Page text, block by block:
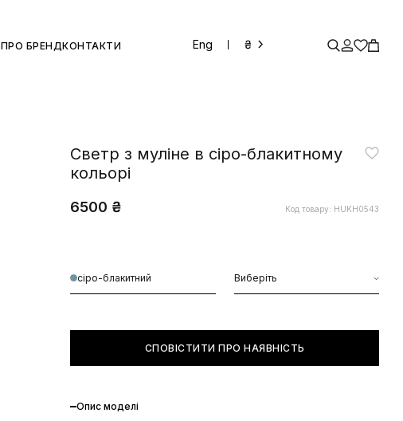
ПРО БРЕНДКОНТАКТИ Eng ₴
Светр з муліне в сіро-блакитному
кольорі
6500 ₴ Код товару: HUKH0543
сіро-блакитний Виберіть
СПОВІСТИТИ ПРО НАЯВНІСТЬ
Опис моделі